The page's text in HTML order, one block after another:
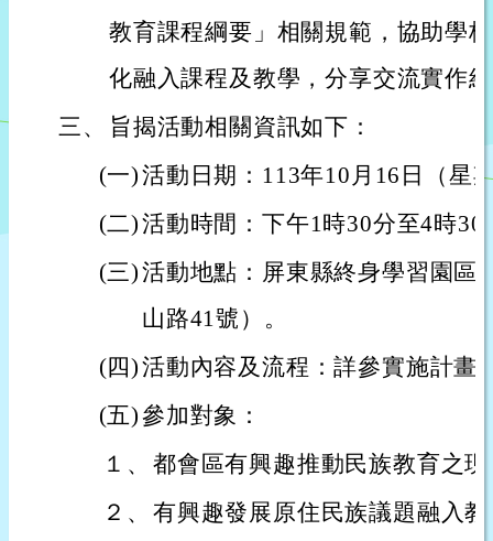
教育課程綱要」相關規範，協助學
化融入課程及教學，分享交流實作
三、
旨揭活動相關資訊如下：
(一)活動日期：113年10月16日（星
(二)活動時間：下午1時30分至4時30
(三)活動地點：屏東縣終身學習園區
山路41號）。
(四)活動內容及流程：詳參實施計畫
(五)參加對象：
１、 都會區有興趣推動民族教育之
２、 有興趣發展原住民族議題融入